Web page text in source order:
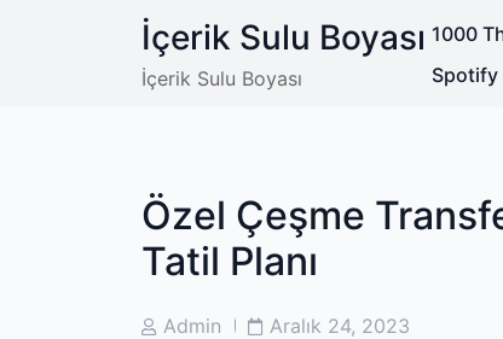
İçerik Sulu Boyası
İçerik Sulu Boyası
1000
Spotify
Özel Çeşme
Tatil Planı
PostAdmin
PostAralık 24, 2023